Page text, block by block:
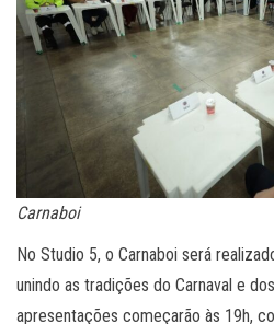
Carnaboi
No Studio 5, o Carnaboi será
unindo as tradições do Carnaval e
apresentações começarão às 19h,